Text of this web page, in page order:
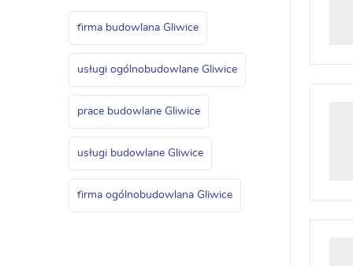
firma budowlana Gliwice
usługi ogólnobudowlane Gliwice
prace budowlane Gliwice
usługi budowlane Gliwice
firma ogólnobudowlana Gliwice